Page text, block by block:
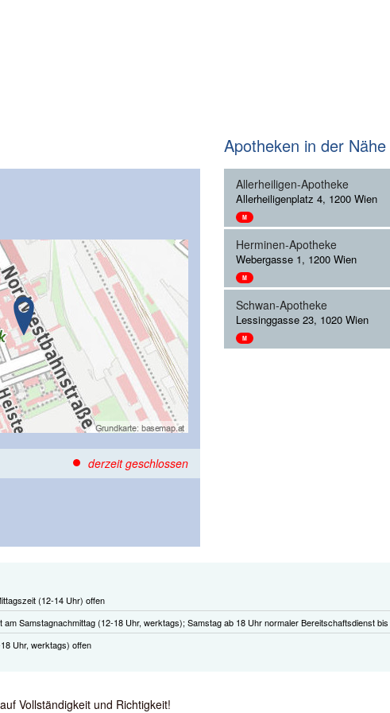
derzeit geschlossen
Apotheken in der Nähe
Allerheiligen-Apotheke
Allerheiligenplatz 4, 1200 Wien
M
Herminen-Apotheke
Webergasse 1, 1200 Wien
M
Schwan-Apotheke
Lessinggasse 23, 1020 Wien
M
(12-14 Uhr) offen
am Samstagnachmittag (12-18 Uhr, werktags); Samstag ab 18 Uhr normaler Bereitschaftsdienst
Uhr, werktags) offen
Vollständigkeit und Richtigkeit!